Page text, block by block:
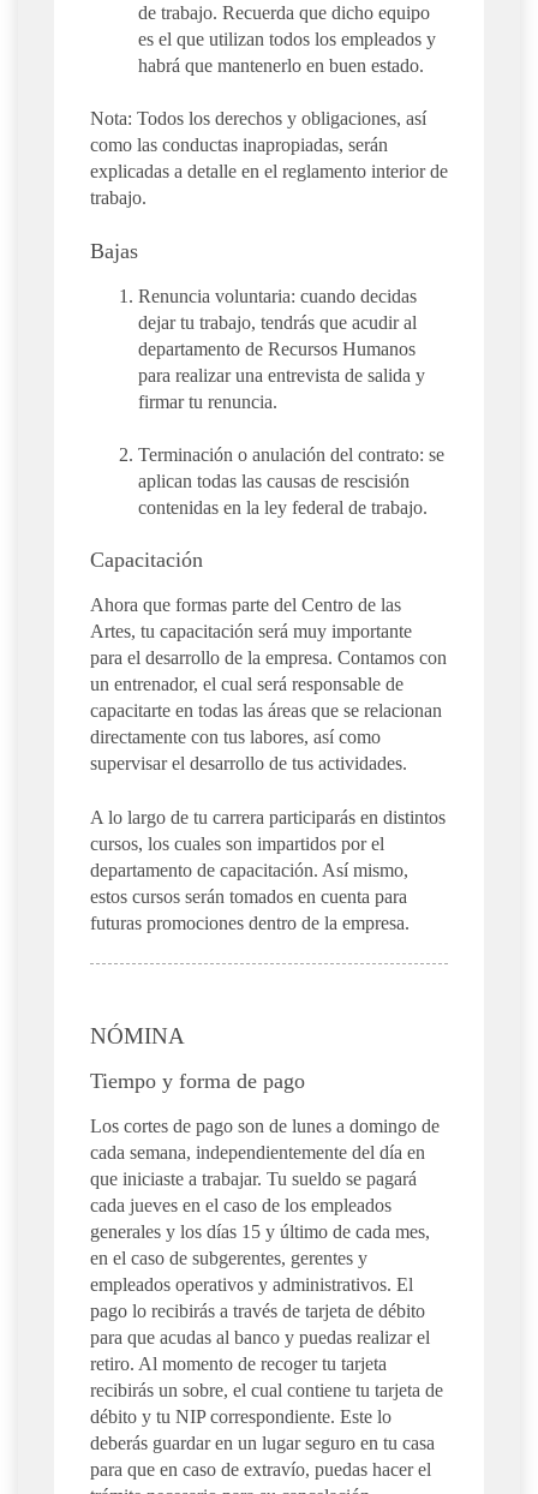
de trabajo. Recuerda que dicho equipo
es el que utilizan todos los empleados y
habrá que mantenerlo en buen estado.
Nota: Todos los derechos y obligaciones, así
como las conductas inapropiadas, serán
explicadas a detalle en el reglamento interior de
trabajo.
Bajas
Renuncia voluntaria: cuando decidas
dejar tu trabajo, tendrás que acudir al
departamento de Recursos Humanos
para realizar una entrevista de salida y
firmar tu renuncia.
Terminación o anulación del contrato: se
aplican todas las causas de rescisión
contenidas en la ley federal de trabajo.
Capacitación
Ahora que formas parte del Centro de las
Artes, tu capacitación será muy importante
para el desarrollo de la empresa. Contamos con
un entrenador, el cual será responsable de
capacitarte en todas las áreas que se relacionan
directamente con tus labores, así como
supervisar el desarrollo de tus actividades.
A lo largo de tu carrera participarás en distintos
cursos, los cuales son impartidos por el
departamento de capacitación. Así mismo,
estos cursos serán tomados en cuenta para
futuras promociones dentro de la empresa.
NÓMINA
Tiempo y forma de pago
Los cortes de pago son de lunes a domingo de
cada semana, independientemente del día en
que iniciaste a trabajar. Tu sueldo se pagará
cada jueves en el caso de los empleados
generales y los días 15 y último de cada mes,
en el caso de subgerentes, gerentes y
empleados operativos y administrativos. El
pago lo recibirás a través de tarjeta de débito
para que acudas al banco y puedas realizar el
retiro. Al momento de recoger tu tarjeta
recibirás un sobre, el cual contiene tu tarjeta de
débito y tu NIP correspondiente. Este lo
deberás guardar en un lugar seguro en tu casa
para que en caso de extravío, puedas hacer el